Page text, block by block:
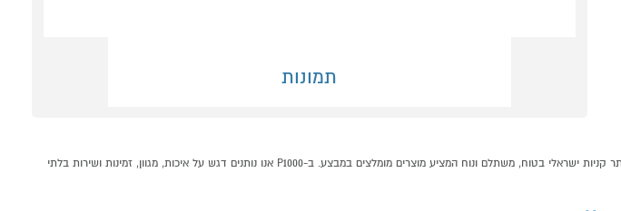
תמונות
מיקרוגל דיגיטלי 30 ליטר דגם MS3032JAS LG שחור קונים אונליין בקטגוריית מיקרוגלים במחלקת מוצרי חשמל לבית בP1000 - אתר קניות ישראלי בטוח, משתלם ונוח המציע מוצרים מומלצים במבצע. ב-P1000 אנו נותנים דגש על איכות, מגוון, זמינות ושירות בלתי